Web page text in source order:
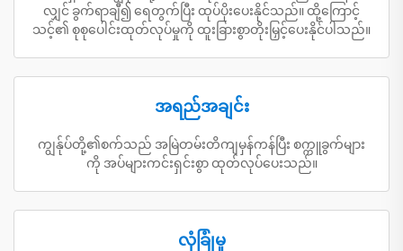
လျှင် ခွက်ရာချီ၍ ရေတွက်ပြီး ထုပ်ပိုးပေးနိုင်သည်။ ထို့ကြောင့်
သင့်၏ စုစုပေါင်းထုတ်လုပ်မှုကို ထူးခြားစွာတိုးမြှင့်ပေးနိုင်ပါသည်။
အရည်အချင်း
ကျွန်ုပ်တို့၏စက်သည် အမြဲတမ်းတိကျမှန်ကန်ပြီး စက္ကူခွက်များ
ကို အပ်များကင်းရှင်းစွာ ထုတ်လုပ်ပေးသည်။
လုံခြုံမှု